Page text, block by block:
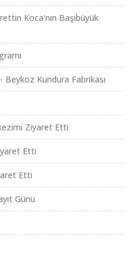
Koca'nın Başıbüyük
Kundura Fabrikası
Ziyaret Etti
Etti
Etti
Günü